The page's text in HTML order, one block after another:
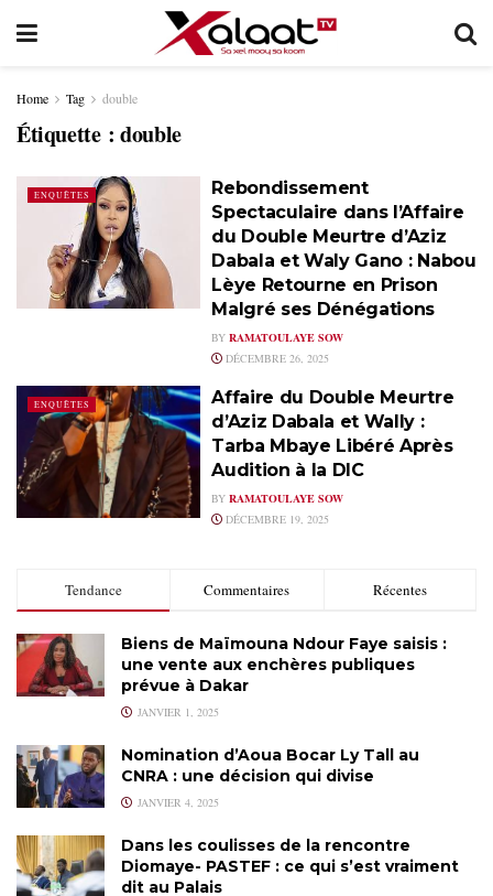
Home Tag double
Étiquette :double
ENQUÊTES
Rebondissement
Spectaculaire dans l’Affaire
du Double Meurtre d’Aziz
Dabala et Waly Gano : Nabou
Lèye Retourne en Prison
Malgré ses Dénégations
BY RAMATOULAYE SOW
DÉCEMBRE 26, 2025
ENQUÊTES
Affaire du Double Meurtre
d’Aziz Dabala et Wally :
Tarba Mbaye Libéré Après
Audition à la DIC
BY RAMATOULAYE SOW
DÉCEMBRE 19, 2025
Tendance Commentaires Récentes
Biens de Maïmouna Ndour Faye saisis :
une vente aux enchères publiques
prévue à Dakar
JANVIER 1, 2025
Nomination d’Aoua Bocar Ly Tall au
CNRA : une décision qui divise
JANVIER 4, 2025
Dans les coulisses de la rencontre
Diomaye- PASTEF : ce qui s’est vraiment
dit au Palais